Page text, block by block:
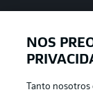
NOS
Tanto